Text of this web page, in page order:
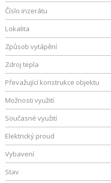
Číslo inzerátu
Lokalita
Způsob vytápění
Zdroj tepla
Převažující konstrukce objektu
Možnosti využití
Současné využití
Elektrický proud
Vybavení
Stav